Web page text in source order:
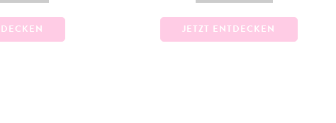
JETZT ENTDECKEN